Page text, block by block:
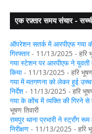
पुलिस अधिकारियों को
एक रफ़्तार समय संचार -
ऑपरेशन सतर्क में आरपीएफ गया
गिरफ्तार- 11/13/2025 - हरि
गया स्टेशन पर आरपीएफ ने युवती
किया- 11/13/2025 - हरि
गया में मतगणना को लेकर हुई
निर्देश- 11/13/2025 - हरि
गया के कोंच में व्यक्ति की गिरने
भूषण तिवारी
रामपुर थाना प्रभारी ने स्ट्रॉंग
निरीक्षण - 11/13/2025 - हरि